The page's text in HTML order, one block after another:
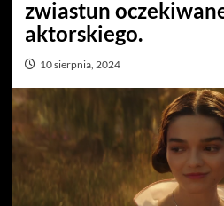
zwiastun
aktorskiego.
10 sierpnia, 2024